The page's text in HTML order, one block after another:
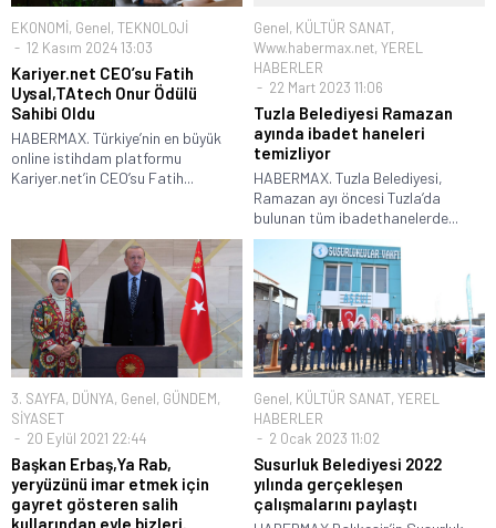
EKONOMİ, Genel, TEKNOLOJİ
12 Kasım 2024 13:03
Kariyer.net CEO’su Fatih
Uysal,TAtech Onur Ödülü
Sahibi Oldu
HABERMAX. Türkiye’nin en büyük
online istihdam platformu
Kariyer.net’in CEO’su Fatih...
Genel, KÜLTÜR SANAT,
Www.habermax.net, YEREL
HABERLER
22 Mart 2023 11:06
Tuzla Belediyesi Ramazan
ayında ibadet haneleri
temizliyor
HABERMAX. Tuzla Belediyesi,
Ramazan ayı öncesi Tuzla’da
bulunan tüm ibadethanelerde...
3. SAYFA, DÜNYA, Genel, GÜNDEM,
SİYASET
20 Eylül 2021 22:44
Başkan Erbaş,Ya Rab,
yeryüzünü imar etmek için
gayret gösteren salih
kullarından eyle bizleri.
Genel, KÜLTÜR SANAT, YEREL
HABERLER
2 Ocak 2023 11:02
Susurluk Belediyesi 2022
yılında gerçekleşen
çalışmalarını paylaştı